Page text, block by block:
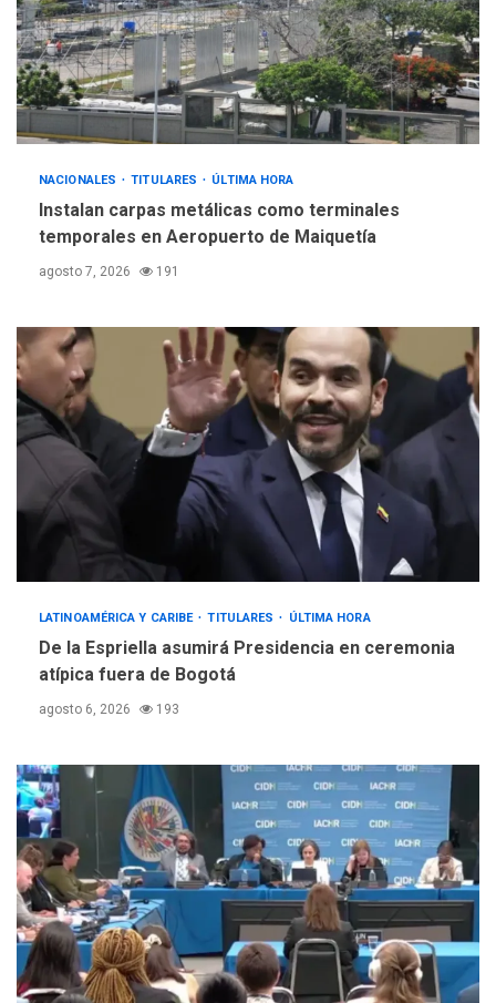
INTERNACIONALES ÚLTIMA HORA
Hiroshima 81 años de la
debacle atómica. Japón
debate principios no
nucleares
NACIONALES TITULARES ÚLTIMA HORA
Instalan carpas metálicas como terminales
temporales en Aeropuerto de Maiquetía
agosto 7, 2026 191
LATINOAMÉRICA Y CARIBE TITULARES ÚLTIMA HORA
De la Espriella asumirá Presidencia en ceremonia
atípica fuera de Bogotá
agosto 6, 2026 193